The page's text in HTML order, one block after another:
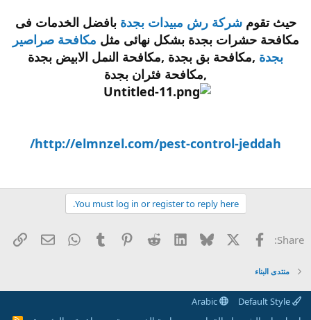
حيث تقومشركة رش مبيدات بجدة بافضل الخدمات فى
مكافحة حشرات بجدة بشكل نهائى مثل مكافحة صراصير
بجدة ,مكافحة بق بجدة ,مكافحة النمل الابيض بجدة
,مكافحة فئران بجدة
http://elmnzel.com/pest-control-jeddah/
You must log in or register to reply here.
Share: الفيس بوك
X
Bluesky
LinkedIn
Reddit
Pinterest
Tumblr
WhatsApp
البريد
منتدى البناء
Arabic